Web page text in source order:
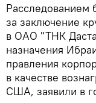
Расследованием
за заключение
в ОАО "ТНК
назначения
правления
в качестве
США, заявили в